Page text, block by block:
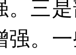
。三
强。